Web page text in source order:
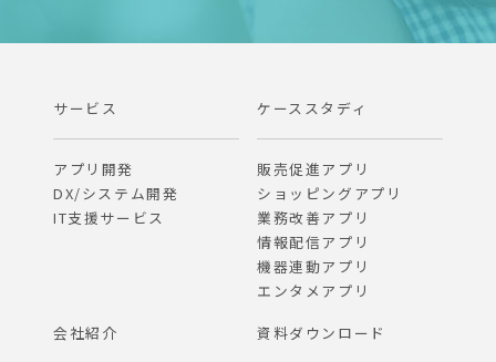
サービス
アプリ開発
DX/システム開発
IT支援サービス
ケーススタディ
販売促進アプリ
ショッピングアプリ
業務改善アプリ
情報配信アプリ
機器連動アプリ
エンタメアプリ
会社紹介
資料ダウンロード